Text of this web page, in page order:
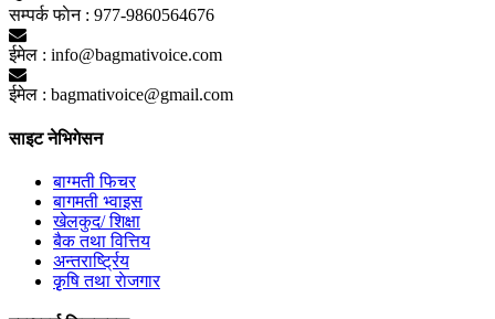
सम्पर्क फाेन : 977-9860564676
ईमेल : info@bagmativoice.com
ईमेल : bagmativoice@gmail.com
साइट नेभिगेसन
बाग्मती फिचर
बागमती भ्वाइस
खेलकुद/ शिक्षा
बैक तथा वित्तिय
अन्तरार्ष्ट्रिय
कृृषि तथा राेजगार